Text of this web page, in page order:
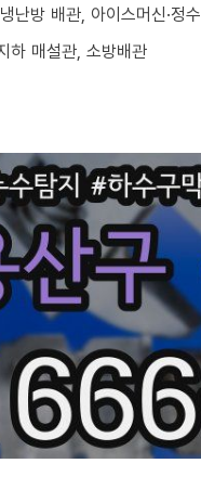
난방 배관, 아이스머신·정
하 매설관, 소방배관